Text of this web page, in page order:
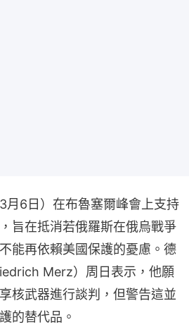
月6日）在布魯塞爾峰會上支持
旨在抵消若俄羅斯在俄烏戰爭
能再依賴美國保護的憂慮。德
Merz）周日表示，他願
核武器進行談判，但警告這並
的替代品。